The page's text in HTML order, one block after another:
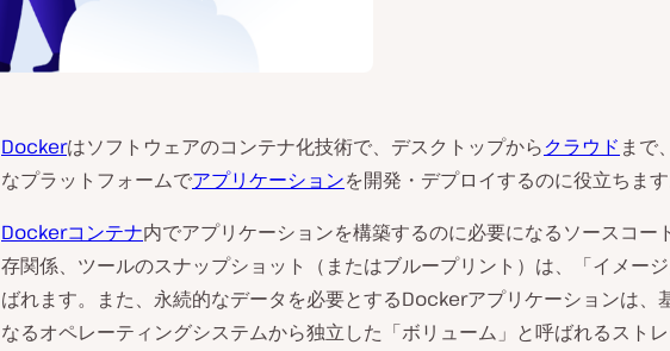
Dockerはソフトウェアのコンテナ化技術で、デスクトップからクラウド まで
なプラットフォームでアプリケーションを開発・デプロイするのに役立ちます
Dockerコンテナ内でアプリケーションを構築するのに必要になるソースコー
存関係、ツールのスナップショット（またはブループリント）は、「イメー
ばれます。また、永続的なデータを必要とするDockerアプリケーションは、
なるオペレーティングシステムから独立した「ボリューム」と呼ばれるスト